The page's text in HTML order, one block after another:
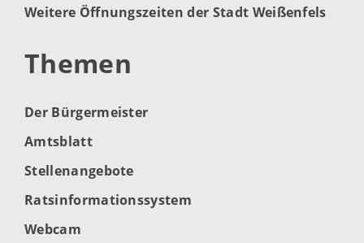
Weitere Öffnungszeiten der Stadt Weißenfels
Themen
Der Bürgermeister
Amtsblatt
Stellenangebote
Ratsinformationssystem
Webcam